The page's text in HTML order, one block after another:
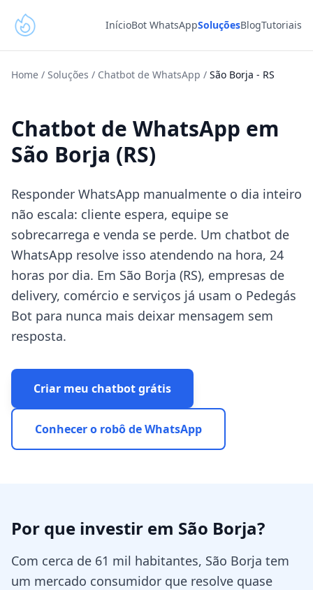
InícioBot WhatsAppSoluçõesBlogTutoriais
Home / Soluções / Chatbot de WhatsApp / São Borja - RS
Chatbot de WhatsApp em
São Borja (RS)
Responder WhatsApp manualmente o dia inteiro
não escala: cliente espera, equipe se
sobrecarrega e venda se perde. Um chatbot de
WhatsApp resolve isso atendendo na hora, 24
horas por dia. Em São Borja (RS), empresas de
delivery, comércio e serviços já usam o Pedegás
Bot para nunca mais deixar mensagem sem
resposta.
Criar meu chatbot grátis
Conhecer o robô de WhatsApp
Por que investir em São Borja?
Com cerca de 61 mil habitantes, São Borja tem
um mercado consumidor que resolve quase